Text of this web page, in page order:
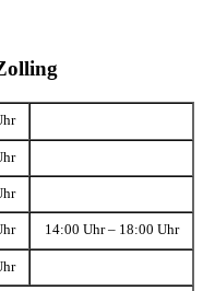
14:00 Uhr – 18:00 Uhr